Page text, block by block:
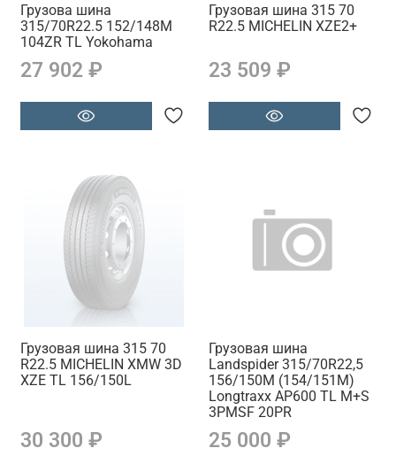
Грузова шина
315/70R22.5 152/148M
104ZR TL Yokohama
27 902 ₽
Грузовая шина 315 70
R22.5 MICHELIN XZE2+
23 509 ₽
Грузовая шина 315 70
R22.5 MICHELIN XMW 3D
XZE TL 156/150L
30 300 ₽
Грузовая шина
Landspider 315/70R22,5
156/150M (154/151M)
Longtraxx AP600 TL M+S
3PMSF 20PR
25 000 ₽